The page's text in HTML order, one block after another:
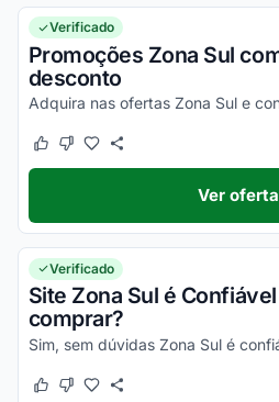
Verificado
Promoções Zona Sul
desconto
Este cupom funcionou
Este cupom não funcionou
Ver oferta
Verificado
Site Zona Sul é
comprar?
Este cupom funcionou
Este cupom não funcionou